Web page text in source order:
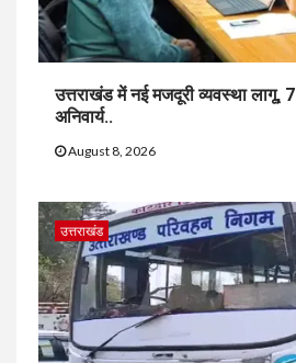
उत्तराखंड में नई मजदूरी व्यवस्था लागू,
अनिवार्य..
August 8, 2026
उत्तराखंड